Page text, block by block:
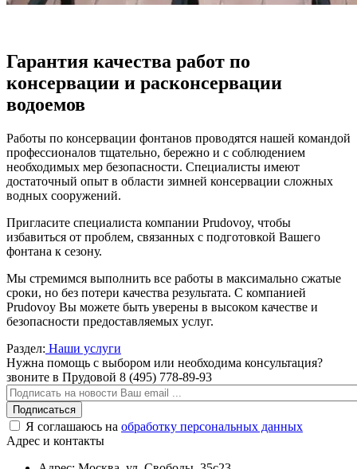
Гарантия качества работ по
консервации и расконсервации
водоемов
Работы по консервации фонтанов проводятся нашей командой
профессионалов тщательно, бережно и с соблюдением
необходимых мер безопасности. Специалисты имеют
достаточный опыт в области зимней консервации сложных
водных сооружений.
Пригласите специалиста компании Prudovoy, чтобы
избавиться от проблем, связанных с подготовкой Вашего
фонтана к сезону.
Мы стремимся выполнить все работы в максимально сжатые
сроки, но без потери качества результата. С компанией
Prudovoy Вы можете быть уверены в высоком качестве и
безопасности предоставляемых услуг.
Раздел: Наши услуги
Нужна помощь с выбором или необходима консультация?
звоните в Прудовой 8 (495) 778-89-93
Подписаться
Я соглашаюсь на обработку персональных данных
Адрес и контакты